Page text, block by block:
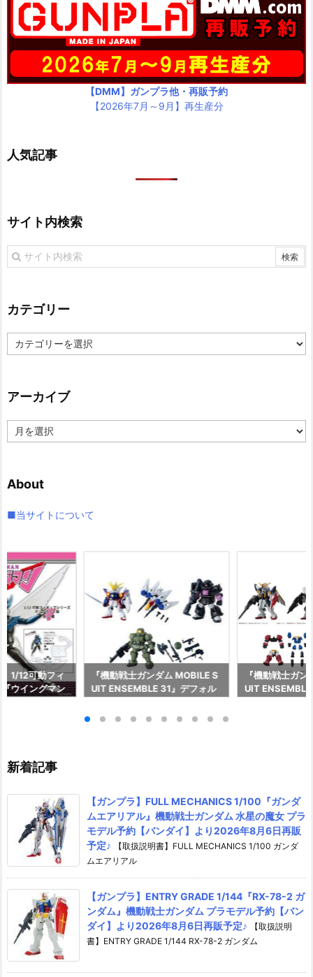
【DMM】ガンプラ他・再販予約
【2026年7月～9月】再生産分
人気記事
サイト内検索
カテゴリー
テ
ー
アーカイブ
ー
ブ
About
■当サイトについて
1/12可動フィ
ウイングマン
『機動戦士ガンダム MOBILE S
UIT ENSEMBLE 31』デフォル
イ】より2026年10月発売予定♪
『機動戦士ガ
UIT
新着記事
【ガンプラ】FULL MECHANICS 1/100『ガンダ
ムエアリアル』機動戦士ガンダム 水星の魔女 プラ
モデル予約【バンダイ】より2026年8月6日再販
予定♪
【取扱説明書】FULL MECHANICS 1/100 ガンダ
ムエアリアル
【ガンプラ】ENTRY GRADE 1/144『RX-78-2 ガ
ンダム』機動戦士ガンダム プラモデル予約【バン
ダイ】より2026年8月6日再販予定♪
【取扱説明
書】ENTRY GRADE 1/144 RX-78-2 ガンダム